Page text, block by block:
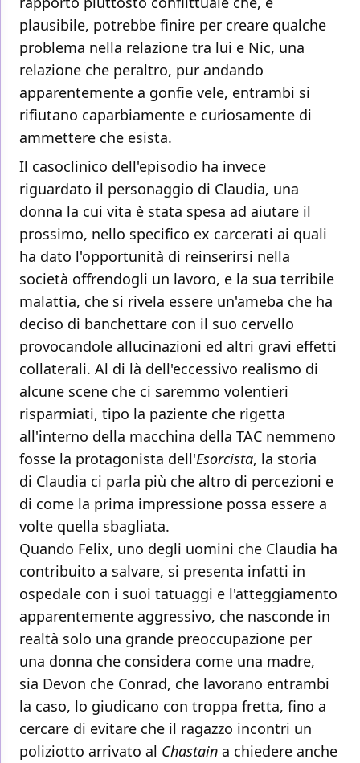
plausibile, potrebbe finire per creare qualche
problema nella relazione tra lui e Nic, una
relazione che peraltro, pur andando
apparentemente a gonfie vele, entrambi si
rifiutano caparbiamente e curiosamente di
ammettere che esista.
Il casoclinico dell'episodio ha invece
riguardato il personaggio di Claudia, una
donna la cui vita è stata spesa ad aiutare il
prossimo, nello specifico ex carcerati ai quali
ha dato l'opportunità di reinserirsi nella
società offrendogli un lavoro, e la sua terribile
malattia, che si rivela essere un'ameba che ha
deciso di banchettare con il suo cervello
provocandole allucinazioni ed altri gravi effetti
collaterali. Al di là dell'eccessivo realismo di
alcune scene che ci saremmo volentieri
risparmiati, tipo la paziente che rigetta
all'interno della macchina della TAC nemmeno
fosse la protagonista dell'Esorcista, la storia
di Claudia ci parla più che altro di percezioni e
di come la prima impressione possa essere a
volte quella sbagliata.
Quando Felix, uno degli uomini che Claudia ha
contribuito a salvare, si presenta infatti in
ospedale con i suoi tatuaggi e l'atteggiamento
apparentemente aggressivo, che nasconde in
realtà solo una grande preoccupazione per
una donna che considera come una madre,
sia Devon che Conrad, che lavorano entrambi
la caso, lo giudicano con troppa fretta, fino a
cercare di evitare che il ragazzo incontri un
poliziotto arrivato al Chastain a chiedere anche